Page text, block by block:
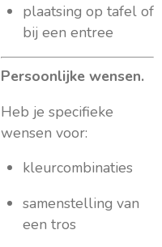
plaatsing op tafel of
bij een entree
Persoonlijke wensen.
Heb je specifieke
wensen voor:
kleurcombinaties
samenstelling van
een tros